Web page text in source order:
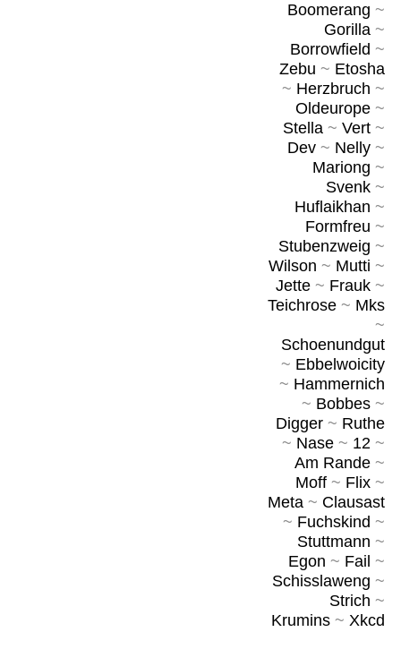
Boomerang ~
Gorilla~
Borrowfield ~
Zebu ~ Etosha
~ Herzbruch ~
Oldeurope~
Stella~ Vert~
Dev~ Nelly~
Mariong ~
Svenk~
Huflaikhan ~
Formfreu ~
Stubenzweig ~
Wilson ~ Mutti ~
Jette~ Frauk~
Teichrose~ Mks
~
Schoenundgut
~ Ebbelwoicity
~ Hammernich
~ Bobbes~
Digger~ Ruthe
~ Nase~ 12~
Am Rande~
Moff~ Flix~
Meta~ Clausast
~ Fuchskind ~
Stuttmann ~
Egon ~ Fail ~
Schisslaweng ~
Strich ~
Krumins~ Xkcd